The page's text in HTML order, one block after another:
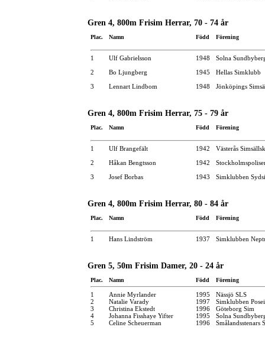
Gren 4, 800m Frisim Herrar, 70 - 74 år
Plac. Namn Född Förening
1 Ulf Gabrielsson 1948
Solna
2
Bo Ljungberg 1945
Hellas Simklubb
3
Lennart Lindbom 1948 Jönköpings
Gren 4, 800m Frisim Herrar, 75 - 79 år
Plac. Namn Född Förening
1 Ulf Brangefält 1942
Västerås
2
Håkan Bengtsson 1942
3
Josef Borbas 1943 Simklubben
Gren 4, 800m Frisim Herrar, 80 - 84 år
Plac. Namn Född Förening
1 Hans Lindström 1937 Simklubben
Gren 5, 50m Frisim Damer, 20 - 24 år
Plac. Namn Född Förening
1 Annie Myrlander 1995
Nässjö SLS
2
Natalie Varady 1997
Simklubben
3
Christina Ekstedt 1996
Göteborg Sim
4
Johanna Fisshaye Yifter 1995
Solna
5
Celine Scheuerman 1996 Smålandsstenars